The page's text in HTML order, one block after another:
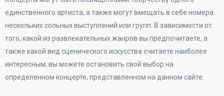
единственного артиста, а также могут вмещать в себе номера
нескольких сольных выступлений или групп. В зависимости от
того, какой из развлекательных жанров вы предпочитаете, а
также какой вид сценического искусства считаете наиболее
интересным, вы можете остановить свой выбор на
определенном концерте, представленном на данном сайте.